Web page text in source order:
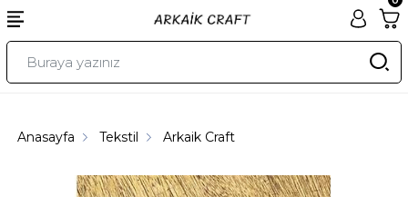
Anasayfa Tekstil Arkaik Craft